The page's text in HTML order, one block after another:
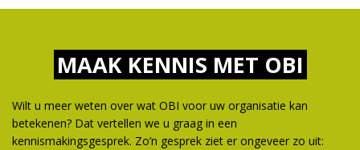
MAAK KENNIS MET OBI
Wilt u meer weten over wat OBI voor uw organisatie kan
betekenen? Dat vertellen we u graag in een
kennismakingsgesprek. Zo’n gesprek ziet er ongeveer zo uit: